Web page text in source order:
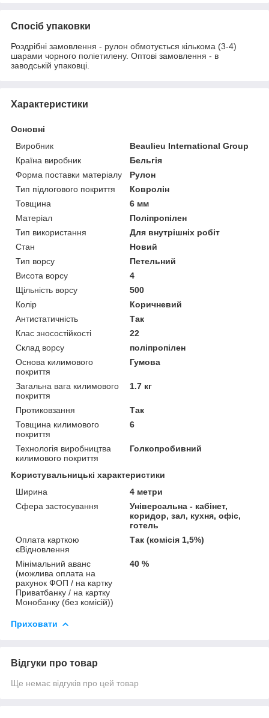
Спосіб упаковки
Роздрібні замовлення - рулон обмотується кількома (3-4)
шарами чорного поліетилену. Оптові замовлення - в
заводській упаковці.
Характеристики
Основні
Виробник
Beaulieu International Group
Країна виробник
Бельгія
Форма поставки матеріалу
Рулон
Тип підлогового покриття
Ковролін
Товщина
6 мм
Матеріал
Поліпропілен
Тип використання
Для внутрішніх робіт
Стан
Новий
Тип ворсу
Петельний
Висота ворсу
4
Щільність ворсу
500
Колір
Коричневий
Антистатичність
Так
Клас зносостійкості
22
Склад ворсу
поліпропілен
Основа килимового
покриття
Гумова
Загальна вага килимового
покриття
1.7 кг
Протиковзання
Так
Товщина килимового
покриття
6
Технологія виробництва
килимового покриття
Голкопробивний
Користувальницькі характеристики
Ширина
4 метри
Сфера застосування
Універсальна - кабінет,
коридор, зал, кухня, офіс,
готель
Оплата карткою
єВідновлення
Так (комісія 1,5%)
Мінімальний аванс
(можлива оплата на
рахунок ФОП / на картку
Приватбанку / на картку
Монобанку (без комісій))
40 %
Приховати
Відгуки про товар
Ще немає відгуків про цей товар